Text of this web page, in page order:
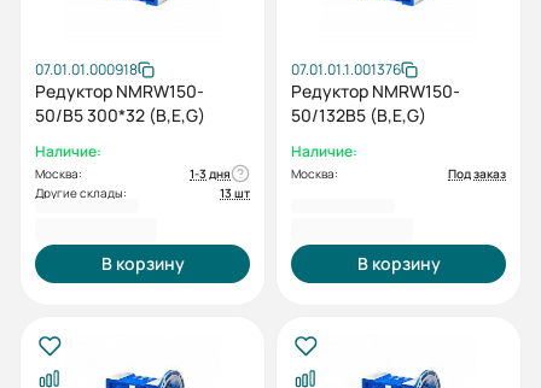
07.01.01.000918
Редуктор NMRW150-
50/B5 300*32 (B,E,G)
Наличие:
Москва:
1-3 дня
Другие склады:
13 шт
В корзину
07.01.01.1.001376
Редуктор NMRW150-
50/132B5 (B,E,G)
Наличие:
Москва: Под заказ
В корзину